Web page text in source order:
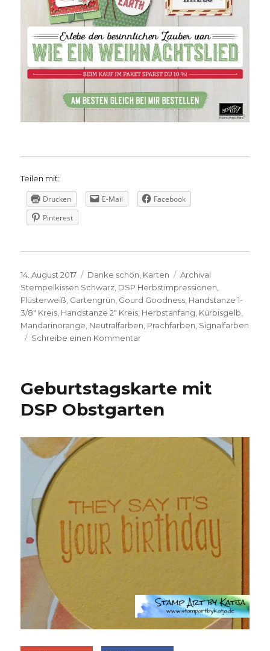
Teilen mit:
Drucken E-Mail
Facebook
Pinterest
Veröffentlicht
am
14. August 2017 Kategorien
Danke schön, Karten Schlagwörter
Archival
Stempelkissen Schwarz, DSP Herbstimpressionen,
Flüsterweiß, Gartengrün, Gourd Goodness, Handstanze 1-
3/8" Kreis, Handstanze 2" Kreis, Herbstanfang, Kürbisgelb,
Mandarinorange, Neutralfarben, Prachfarben, Signalfarben
Schreibe einen Kommentarzu
Geburtstagskarte mit
DSP Obstgarten